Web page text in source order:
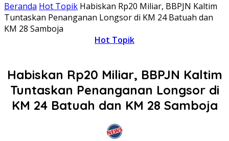
Beranda Hot Topik Habiskan Rp20 Miliar, BBPJN Kaltim
Tuntaskan Penanganan Longsor di KM 24 Batuah dan
KM 28 Samboja
Hot Topik
Habiskan Rp20 Miliar, BBPJN Kaltim
Tuntaskan Penanganan Longsor di
KM 24 Batuah dan KM 28 Samboja